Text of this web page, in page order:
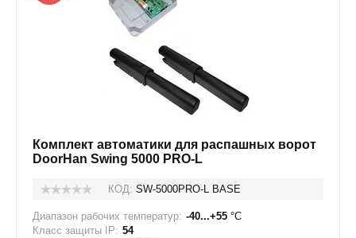
Комплект автоматики для распашных ворот
DoorHan Swing 5000 PRO-L
КОД: SW-5000PRO-L BASE
Диапазон рабочих температур: -40...+55 °C
Класс защиты IP: 54